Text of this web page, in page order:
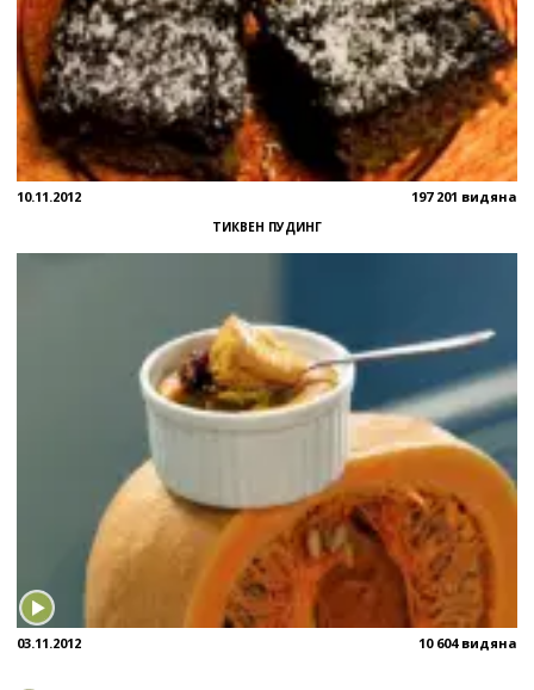
10.11.2012 197 201 видяна
ТИКВЕН ПУДИНГ
03.11.2012 10 604 видяна